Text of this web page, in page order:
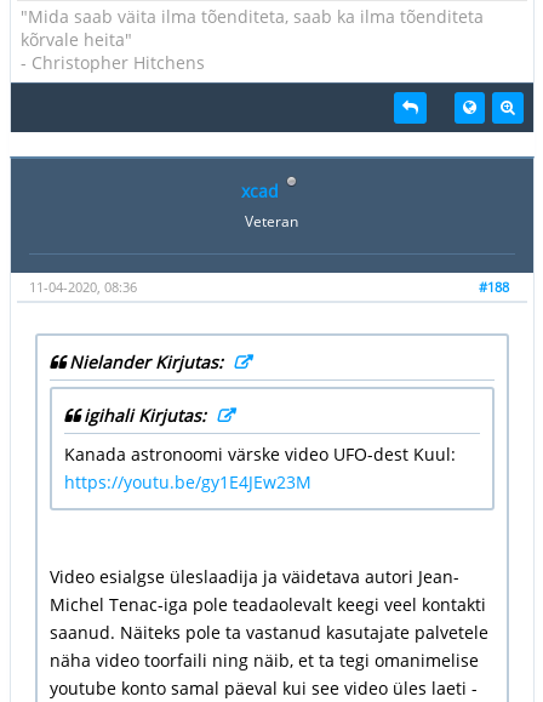
"Mida saab väita ilma tõenditeta, saab ka ilma tõenditeta
kõrvale heita"
- Christopher Hitchens
xcad
Veteran
#188
11-04-2020, 08:36
Nielander Kirjutas:
igihali Kirjutas:
Kanada astronoomi värske video UFO-dest Kuul:
https://youtu.be/gy1E4JEw23M
Video esialgse üleslaadija ja väidetava autori Jean-
Michel Tenac-iga pole teadaolevalt keegi veel kontakti
saanud. Näiteks pole ta vastanud kasutajate palvetele
näha video toorfaili ning näib, et ta tegi omanimelise
youtube konto samal päeval kui see video üles laeti -